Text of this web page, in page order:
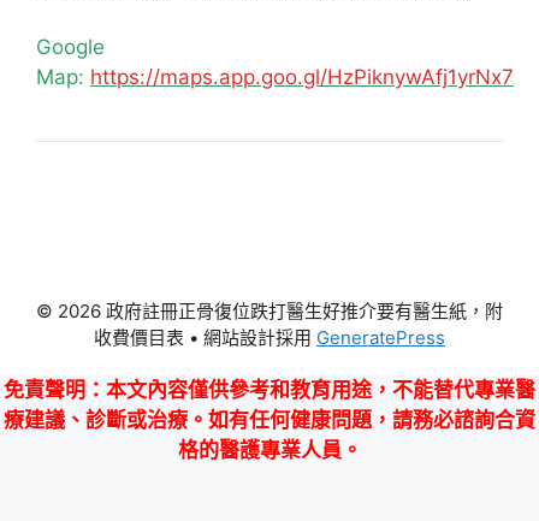
Google
Map: https://maps.app.goo.gl/HzPiknywAfj1yrNx7
© 2026 政府註冊正骨復位跌打醫生好推介要有醫生紙，附
收費價目表 • 網站設計採用 GeneratePress
免責聲明 ：本文內容僅供參考和教育用途，不能替代專業醫
療建議、診斷或治療。如有任何健康問題，請務必諮詢合資
格的醫護專業人員。